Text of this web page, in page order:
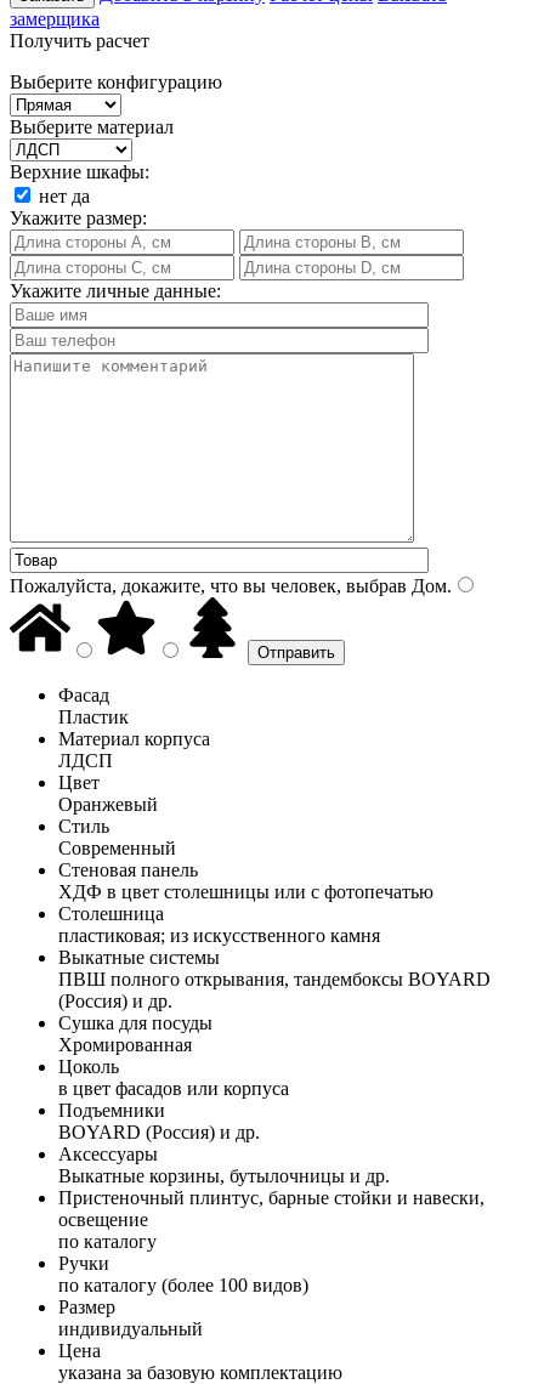
замерщика
Получить расчет
Выберите конфигурацию
Выберите материал
Верхние шкафы:
нет да
Укажите размер:
Укажите личные данные:
Пожалуйста, докажите, что вы человек, выбрав Дом.
Фасад
Пластик
Материал корпуса
ЛДСП
Цвет
Оранжевый
Стиль
Современный
Стеновая панель
ХДФ в цвет столешницы или с фотопечатью
Столешница
пластиковая; из искусственного камня
Выкатные системы
ПВШ полного открывания, тандембоксы BOYARD
(Россия) и др.
Сушка для посуды
Хромированная
Цоколь
в цвет фасадов или корпуса
Подъемники
BOYARD (Россия) и др.
Аксессуары
Выкатные корзины, бутылочницы и др.
Пристеночный плинтус, барные стойки и навески,
освещение
по каталогу
Ручки
по каталогу (более 100 видов)
Размер
индивидуальный
Цена
указана за базовую комплектацию